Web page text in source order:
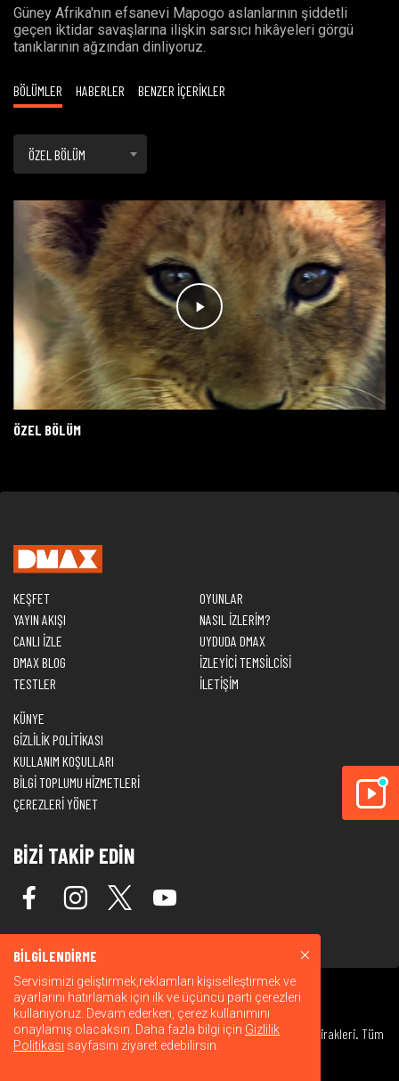
Güney Afrika'nın efsanevi Mapogo aslanlarının şiddetli
geçen iktidar savaşlarına ilişkin sarsıcı hikâyeleri görgü
tanıklarının ağzından dinliyoruz.
BÖLÜMLER HABERLER BENZER İÇERİKLER
ÖZEL BÖLÜM
ÖZEL BÖLÜM
KEŞFET
YAYIN AKIŞI
CANLI İZLE
DMAX BLOG
TESTLER
OYUNLAR
NASIL İZLERİM?
UYDUDA DMAX
İZLEYİCİ TEMSİLCİSİ
İLETİŞİM
KÜNYE
GİZLİLİK POLİTİKASI
KULLANIM KOŞULLARI
BİLGİ TOPLUMU HİZMETLERİ
ÇEREZLERİ YÖNET
BİZİ TAKİP EDİN
© 2026 Warner Bros. Discovery, Inc. veya bağlı kuruluşları ve iştirakleri. Tüm
hakları saklıdır.
BİLGİLENDİRME
Servisimizi geliştirmek,reklamları kişiselleştirmek ve
ayarlarını hatırlamak için ilk ve üçüncü parti çerezleri
kullanıyoruz. Devam ederken, çerez kullanımını
onaylamış olacaksın. Daha fazla bilgi için Gizlilik
Politikası sayfasını ziyaret edebilirsin.